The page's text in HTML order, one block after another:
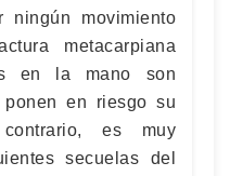
ningún movimiento
metacarpiana
en la mano son
ponen en riesgo su
es muy
secuelas del